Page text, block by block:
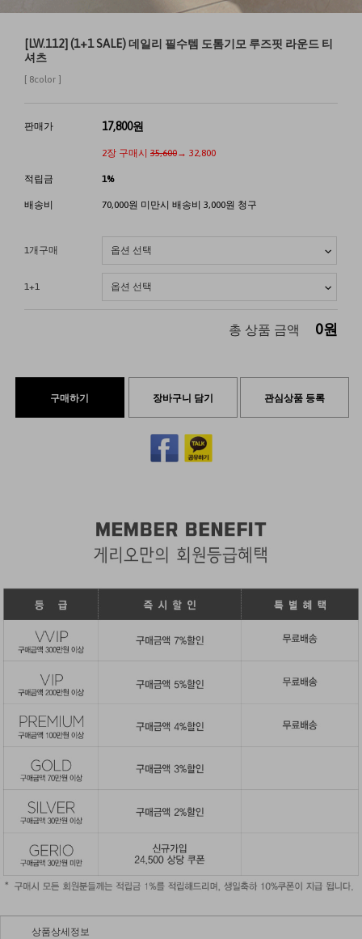
[LW.112] (1+1 SALE) 데일리 필수템 도톰기모 루즈핏 라운드 티
셔츠
[ 8color ]
판매가 17,800원
2장 구매시 35,600→ 32,800
적립금 1%
배송비 70,000원 미만시 배송비 3,000원 청구
1개구매
1+1
총 상품 금액 0원
구매하기 장바구니 담기 관심상품 등록
상품상세정보